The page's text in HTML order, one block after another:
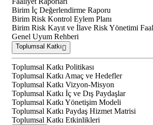
Birim İç Değerlendirme Raporu
Birim Risk Kontrol Eylem Planı
Birim Risk Kayıt ve İlave Risk Yönetimi
Genel Uyum Rehberi
Toplumsal Katkı
Toplumsal Katkı Politikası
Toplumsal Katkı Amaç ve Hedefler
Toplumsal Katkı Vizyon-Misyon
Toplumsal Katkı İç ve Dış Paydaşlar
Toplumsal Katkı Yönetişim Modeli
Toplumsal Katkı Paydaş Hizmet Matrisi
Toplumsal Katkı Etkinlikleri